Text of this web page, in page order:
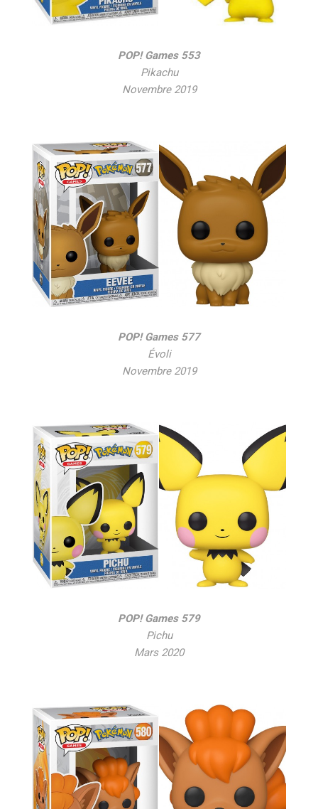
POP! Games 553
Pikachu
Novembre 2019
POP! Games 577
Évoli
Novembre 2019
POP! Games 579
Pichu
Mars 2020